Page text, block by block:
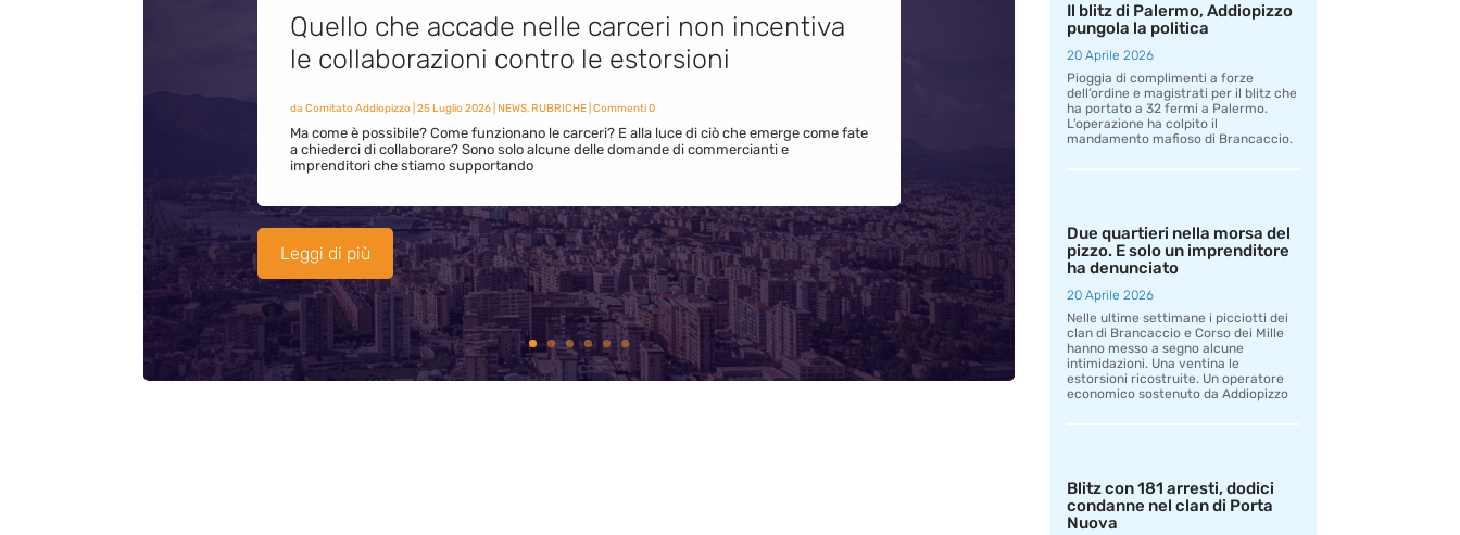
Quello che accade nelle carceri non incentiva
le collaborazioni contro le estorsioni
da Comitato Addiopizzo| 25 Luglio 2026| NEWS,RUBRICHE| Commenti 0
Ma come è possibile? Come funzionano le carceri? E alla luce di ciò che emerge come fate
a chiederci di collaborare? Sono solo alcune delle domande di commercianti e
imprenditori che stiamo supportando
Leggi di più
Il blitz di Palermo, Addiopizzo
pungola la politica
20 Aprile 2026
Pioggia di complimenti a forze
dell’ordine e magistrati per il blitz che
ha portato a 32 fermi a Palermo.
L’operazione ha colpito il
mandamento mafioso di Brancaccio.
Due quartieri nella morsa del
pizzo. E solo un imprenditore
ha denunciato
20 Aprile 2026
Nelle ultime settimane i picciotti dei
clan di Brancaccio e Corso dei Mille
hanno messo a segno alcune
intimidazioni. Una ventina le
estorsioni ricostruite. Un operatore
economico sostenuto da Addiopizzo
Blitz con 181 arresti, dodici
condanne nel clan di Porta
Nuova